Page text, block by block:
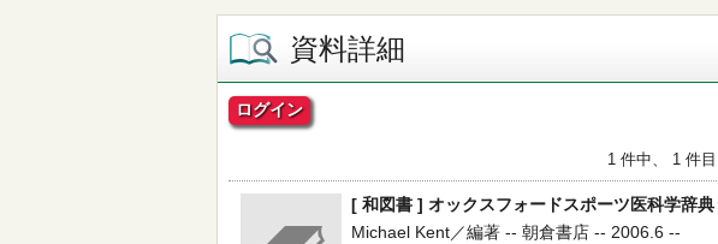
資料詳細
ログイン
1 件中、 1 件目
[ 和図書 ] オックスフォードスポーツ医科学辞典
Michael Kent／編著 -- 朝倉書店 -- 2006.6 --